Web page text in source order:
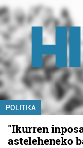
POLITIKA
"Ikurren
asteleheneko